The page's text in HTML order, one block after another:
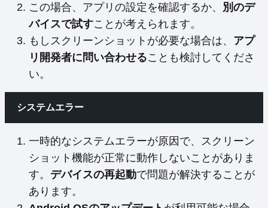
この場合、アプリの設定を確認するか、 別のデ
バイスで試すことが考えられます。
もしスクリーンショットが必要な場合は、 アプ
リ開発者に問い合わせることも検討してくださ
い。
システムエラー
一時的なシステムエラーが原因で、スクリーン
ショット機能が正常に動作しないことがありま
す。 デバイスの再起動で問題が解決することが
あります。